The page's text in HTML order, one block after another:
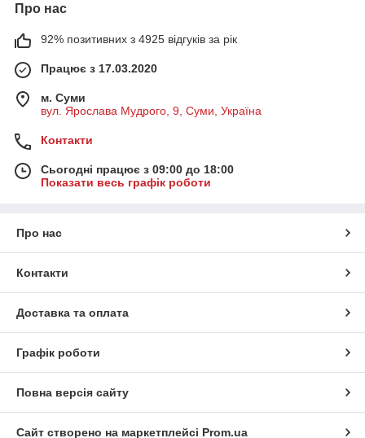
Про нас
92% позитивних з 4925 відгуків за рік
Працює з 17.03.2020
м. Суми
вул. Ярослава Мудрого, 9, Суми, Україна
Контакти
Сьогодні працює з 09:00 до 18:00
Показати весь графік роботи
Про нас
Контакти
Доставка та оплата
Графік роботи
Повна версія сайту
Сайт створено на маркетплейсі Prom.ua